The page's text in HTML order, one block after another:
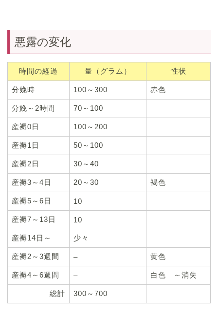
悪露の変化
時間の経過 量（グラム） 性状
分娩時 100～300 赤色
分娩～2時間 70～100
産褥0日 100～200
産褥1日 50～100
産褥2日 30～40
産褥3～4日 20～30 褐色
産褥5～6日 10
産褥7～13日 10
産褥14日～ 少々
産褥2～3週間 – 黄色
産褥4～6週間 – 白色 ～消失
総計 300～700